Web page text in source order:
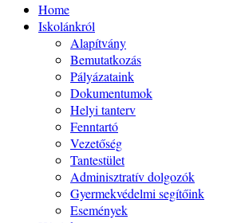
Home
Iskolánkról
Alapítvány
Bemutatkozás
Pályázataink
Dokumentumok
Helyi tanterv
Fenntartó
Vezetőség
Tantestület
Adminisztratív dolgozók
Gyermekvédelmi segítőink
Események